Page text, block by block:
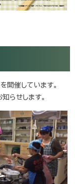
開催しています。
らせします。